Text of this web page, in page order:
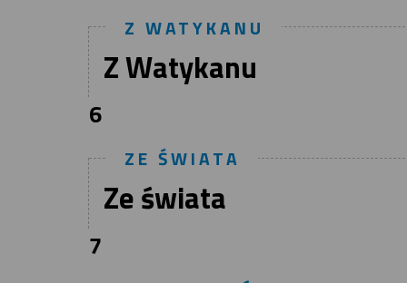
Z WATYKANU
Z Watykanu
6
ZE ŚWIATA
Ze świata
7